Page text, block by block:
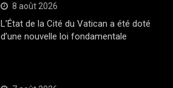
8 août 2026
L’État de la Cité du Vatican a été doté
d’une nouvelle loi fondamentale